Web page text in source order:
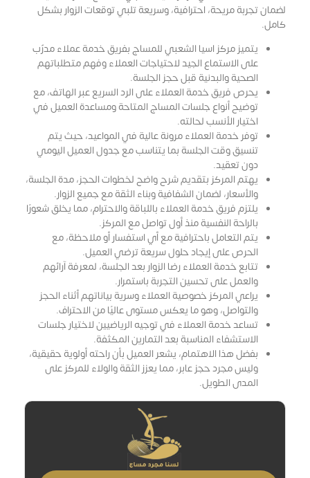
لضمان تجربة مريحة، احترافية، وسريعة تلبي توقعات الزوار بشكل
كامل.
يتميز مركز اسيا الشعبي للمساج بفريق خدمة عملاء مدرّب
على الاستماع الجيد لاحتياجات العملاء وفهم متطلباتهم
الصحية والبدنية قبل حجز الجلسة.
يحرص فريق خدمة العملاء على الرد السريع عبر الهاتف، مع
توضيح أنواع جلسات المساج المتاحة ومساعدة العميل في
اختيار الأنسب لحالته.
توفر خدمة العملاء مرونة عالية في المواعيد، حيث يتم
تنسيق وقت الجلسة بما يتناسب مع جدول العميل اليومي
دون تعقيد.
يهتم المركز بتقديم شرح واضح لخطوات الحجز، مدة الجلسة،
والأسعار، لضمان الشفافية وبناء الثقة مع جميع الزوار.
يلتزم فريق خدمة العملاء باللباقة والاحترام، مما يخلق شعورًا
بالراحة النفسية منذ أول تواصل مع المركز.
يتم التعامل باحترافية مع أي استفسار أو ملاحظة، مع
الحرص على إيجاد حلول سريعة ترضي العميل.
تتابع خدمة العملاء رضا الزوار بعد الجلسة، لمعرفة آرائهم
والعمل على تحسين التجربة باستمرار.
يراعي المركز خصوصية العملاء وسرية بياناتهم أثناء الحجز
والتواصل، وهو ما يعكس مستوى عاليًا من الاحتراف.
تساعد خدمة العملاء في توجيه الرياضيين لاختيار جلسات
الاستشفاء المناسبة بعد التمارين المكثفة.
بفضل هذا الاهتمام، يشعر العميل بأن راحته أولوية حقيقية،
وليس مجرد حجز عابر، مما يعزز الثقة والولاء للمركز على
المدى الطويل.